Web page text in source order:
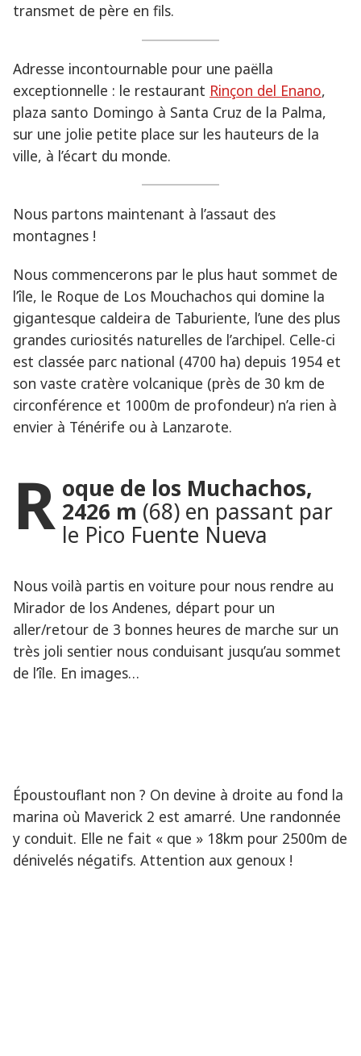
transmet de père en fils.
Adresse incontournable pour une paëlla
exceptionnelle : le restaurant Rinçon del Enano,
plaza santo Domingo à Santa Cruz de la Palma,
sur une jolie petite place sur les hauteurs de la
ville, à l’écart du monde.
Nous partons maintenant à l’assaut des
montagnes !
Nous commencerons par le plus haut sommet de
l’île, le Roque de Los Mouchachos qui domine la
gigantesque caldeira de Taburiente, l’une des plus
grandes curiosités naturelles de l’archipel. Celle-ci
est classée parc national (4700 ha) depuis 1954 et
son vaste cratère volcanique (près de 30 km de
circonférence et 1000m de profondeur) n’a rien à
envier à Ténérife ou à Lanzarote.
R oque de los Muchachos,
2426 m (68) en passant par
le Pico Fuente Nueva
Nous voilà partis en voiture pour nous rendre au
Mirador de los Andenes, départ pour un
aller/retour de 3 bonnes heures de marche sur un
très joli sentier nous conduisant jusqu’au sommet
de l’île. En images…
Époustouflant non ? On devine à droite au fond la
marina où Maverick 2 est amarré. Une randonnée
y conduit. Elle ne fait « que » 18km pour 2500m de
dénivelés négatifs. Attention aux genoux !